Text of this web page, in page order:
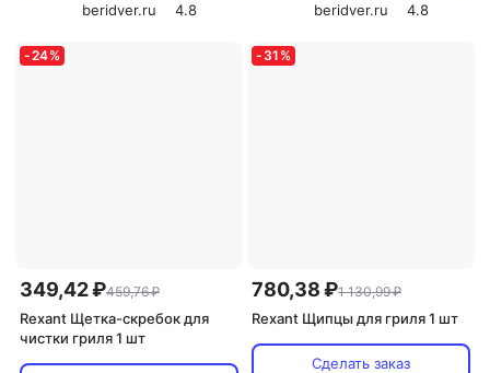
beridver.ru
4.8
beridver.ru
4.8
-24%
349,42 ₽459,76 ₽
Rexant Щетка-скребок для
чистки гриля 1 шт
- 31 %
780,38 ₽1 130,99 ₽
Rexant Щипцы для гриля 1 шт
Сделать заказ